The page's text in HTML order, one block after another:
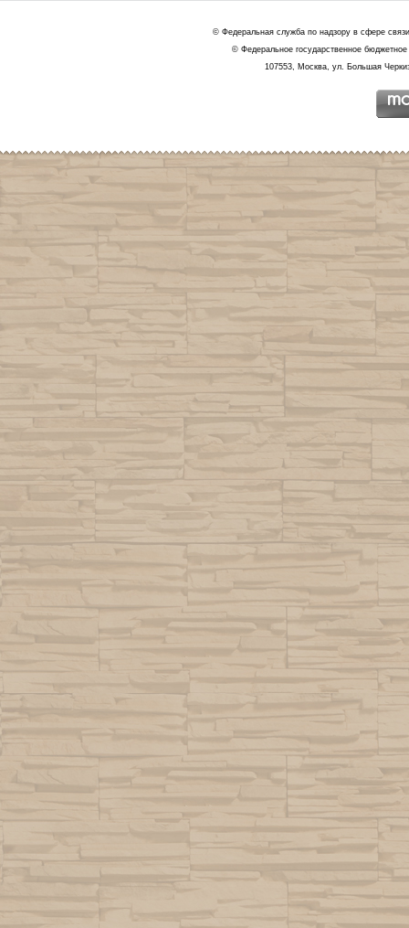
© Федеральная служба по надзору в сфере
© Федеральное государственное
107553, Москва, ул. Большая